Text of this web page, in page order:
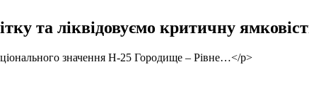
та ліквідовуємо критичну
значення Н-25 Городище – Рівне…</p>